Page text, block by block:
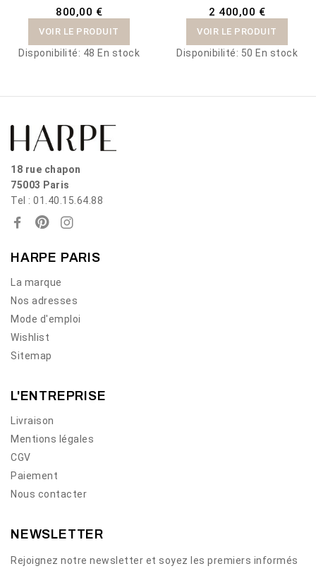
800,00 €
VOIR LE PRODUIT
Disponibilité: 48 En stock
2 400,00 €
VOIR LE PRODUIT
Disponibilité: 50 En stock
18 rue chapon
75003 Paris
Tel : 01.40.15.64.88
HARPE PARIS
La marque
Nos adresses
Mode d'emploi
Wishlist
Sitemap
L'ENTREPRISE
Livraison
Mentions légales
CGV
Paiement
Nous contacter
NEWSLETTER
Rejoignez notre newsletter et soyez les premiers informés